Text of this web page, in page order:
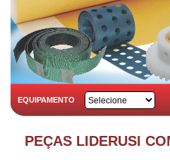
EQUIPAMENTO
PEÇAS LIDERUSI